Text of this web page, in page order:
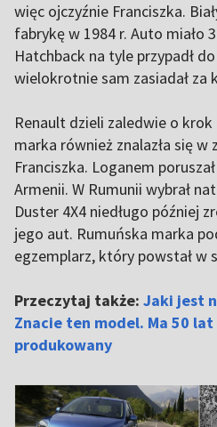
więc ojczyźnie Franciszka.
fabrykę w 1984 r. Auto miało
Hatchback na tyle przypadł
wielokrotnie sam zasiadał za
Renault dzieli zaledwie o
marka również znalazła się w
Franciszka. Loganem
Armenii. W Rumunii wybrał
Duster 4X4 niedługo później
jego aut. Rumuńska marka
egzemplarz, który powstał w
Przeczytaj także: Jaki jest
Znacie ten model. Ma 50
produkowany